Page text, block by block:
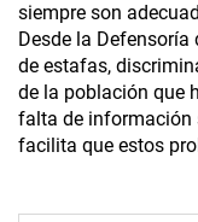
siempre son
Desde la
de estafas,
de la población que
falta de información
facilita que estos